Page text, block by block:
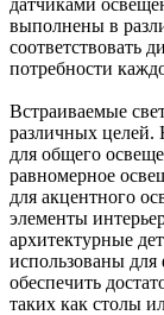
выполнены в
соответствовать
потребности
Встраиваемые
различных целей.
для общего
равномерное
для акцентного
элементы
архитектурные
использованы
обеспечить
таких как столы